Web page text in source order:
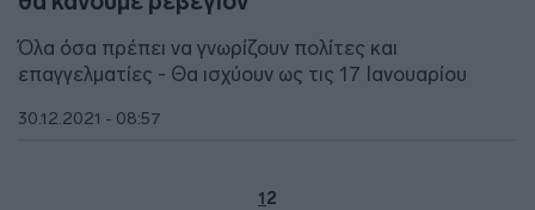
Όλα όσα πρέπει να γνωρίζουν πολίτες και
επαγγελματίες - Θα ισχύουν ως τις 17 Ιανουαρίου
30.12.2021 - 08:57
12